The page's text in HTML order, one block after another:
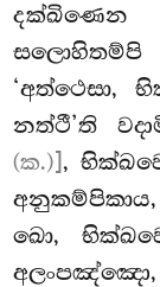
දක්ඛිණෙන
‘අත්ථෙසා,
නත්ථී’ති
(ක.)],
ඛො,